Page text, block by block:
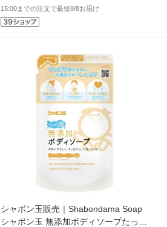
15:00までの注文で最短8/8お届け
シャボン玉販売｜Shabondama Soap
シャボン玉 無添加ボディソープたっぷ